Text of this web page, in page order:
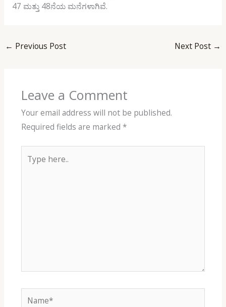
47 ಮತ್ತು 48ನೆಯ ಮನೆಗಳಾಗಿವೆ.
← Previous Post Next Post →
Leave a Comment
Your email address will not be published.
Required fields are marked *
here..
Name*